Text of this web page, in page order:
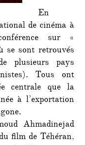
En
de cinéma à
sur «
se sont retrouvés
plusieurs pays
Tous ont
centrale que la
à l’exportation
Ahmadinejad
film de Téhéran,